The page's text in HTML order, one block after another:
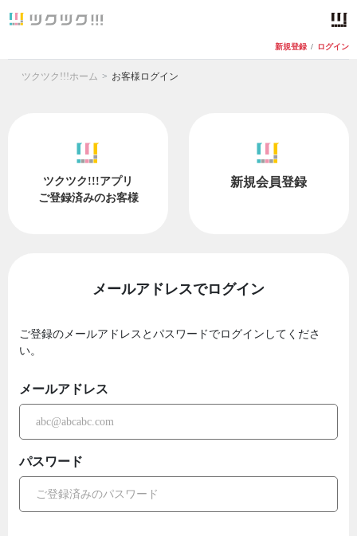
新規登録 / ログイン
ツクツク!!!ホーム お客様ログイン
ツクツク!!!アプリ
ご登録済みのお客様
新規会員登録
メールアドレスでログイン
ご登録のメールアドレスとパスワードでログインしてくださ
い。
メールアドレス
パスワード